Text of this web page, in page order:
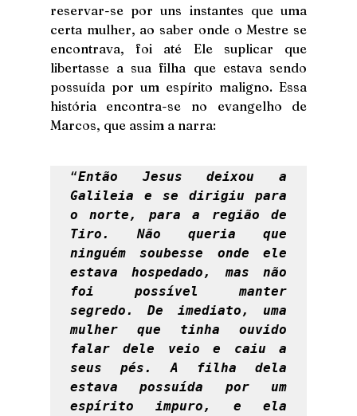
reservar-se por uns instantes que uma
certa mulher, ao saber onde o Mestre se
encontrava, foi até Ele suplicar que
libertasse a sua filha que estava sendo
possuída por um espírito maligno. Essa
história encontra-se no evangelho de
Marcos, que assim a narra:
“Então Jesus deixou a
Galileia e se dirigiu para
o norte, para a região de
Tiro. Não queria que
ninguém soubesse onde ele
estava hospedado, mas não
foi possível manter
segredo. De imediato, uma
mulher que tinha ouvido
falar dele veio e caiu a
seus pés. A filha dela
estava possuída por um
espírito impuro, e ela